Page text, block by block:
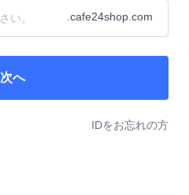
.cafe24shop.com
次へ
IDをお忘れの方